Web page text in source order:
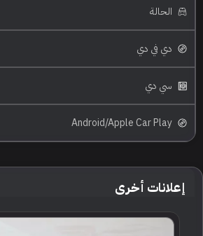
الحالة
دي في دي
سي دي
Android/Apple Car Play
إعلانات أخرى